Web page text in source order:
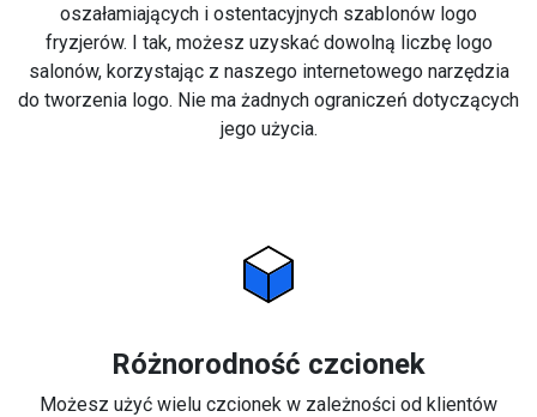
oszałamiających i ostentacyjnych szablonów logo
fryzjerów. I tak, możesz uzyskać dowolną liczbę logo
salonów, korzystając z naszego internetowego narzędzia
do tworzenia logo. Nie ma żadnych ograniczeń dotyczących
jego użycia.
Różnorodność czcionek
Możesz użyć wielu czcionek w zależności od klientów